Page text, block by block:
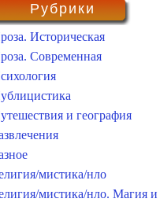
Рубрики
Историческая
Современная
и география
мистика/нло
мистика/нло. Магия и